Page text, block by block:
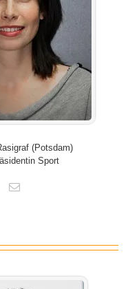
(Potsdam)
Sport